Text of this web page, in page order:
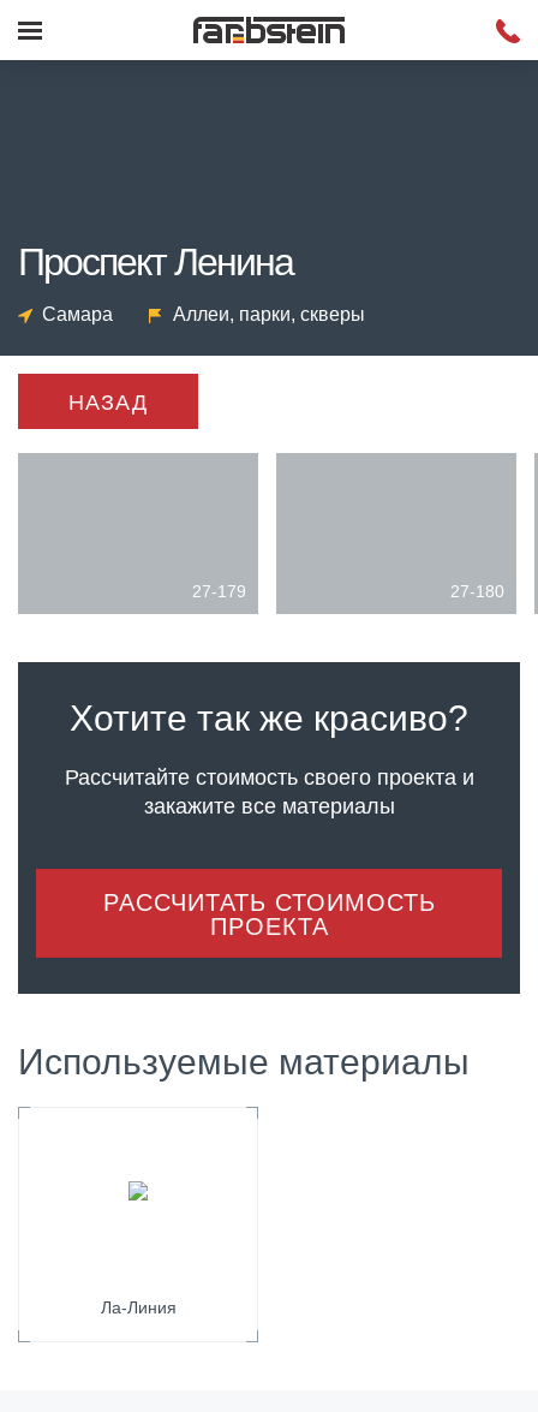
Проспект Ленина
Самара Аллеи, парки, скверы
НАЗАД
27-179 27-180
Хотите так же красиво?
Рассчитайте стоимость своего проектаи
закажите все материалы
РАССЧИТАТЬ СТОИМОСТЬ
ПРОЕКТА
Используемые материалы
Ла-Линия